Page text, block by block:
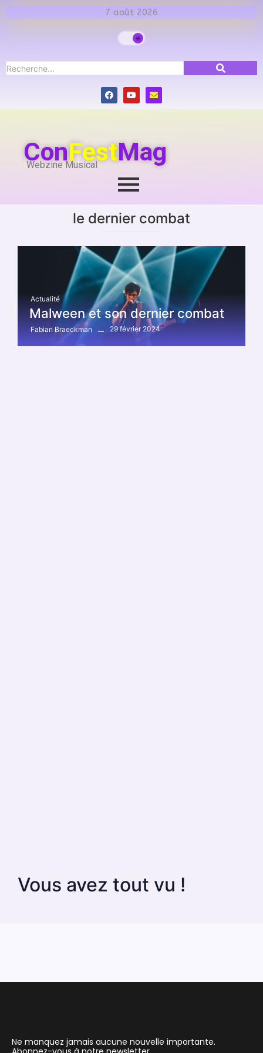
7 août 2026
ConFestMag
Webzine Musical
le dernier combat
Actualité
Malween et son dernier combat
Fabian Braeckman 29 février 2024
Vous avez tout vu !
Ne manquez jamais aucune nouvelle importante.